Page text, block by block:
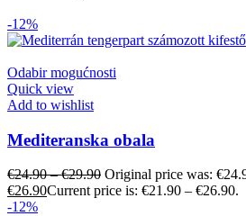
-12%
Odabir mogućnosti
Quick view
Add to wishlist
Mediteranska obala
€24.90–€29.90 Original price was:
€26.90Current price is: €21.90 – €26.90.
-12%